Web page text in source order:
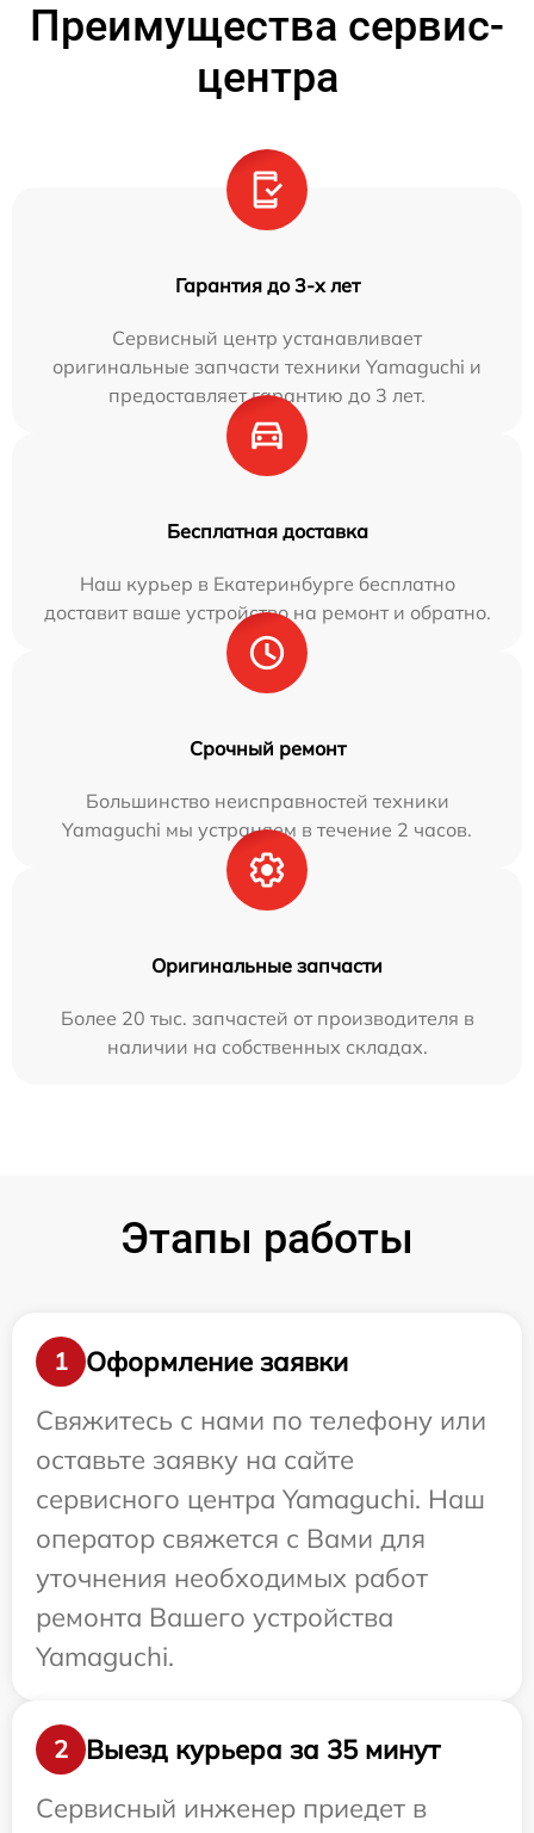
Преимущества сервис-
центра
Гарантия до 3-х лет
Сервисный центр устанавливает
оригинальные запчасти техники Yamaguchi и
предоставляет гарантию до 3 лет.
Бесплатная доставка
Наш курьер в Екатеринбурге бесплатно
доставит ваше устройство на ремонт и обратно.
Срочный ремонт
Большинство неисправностей техники
Yamaguchi мы устраняем в течение 2 часов.
Оригинальные запчасти
Более 20 тыс. запчастей от производителя в
наличии на собственных складах.
Этапы работы
1
Оформление заявки
Свяжитесь с нами по телефону или
оставьте заявку на сайте
сервисного центра Yamaguchi. Наш
оператор свяжется с Вами для
уточнения необходимых работ
ремонта Вашего устройства
Yamaguchi.
2
Выезд курьера за 35 минут
Сервисный инженер приедет в